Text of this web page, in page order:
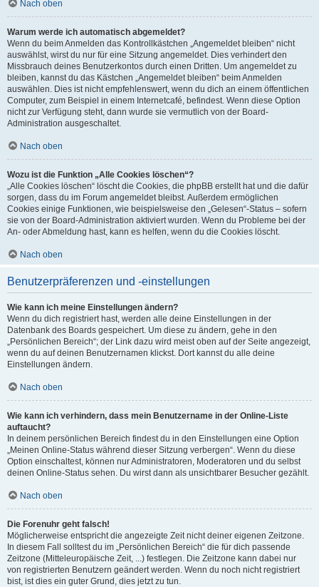
Nach oben
Warum werde ich automatisch abgemeldet?
Wenn du beim Anmelden das Kontrollkästchen „Angemeldet bleiben“ nicht
auswählst, wirst du nur für eine Sitzung angemeldet. Dies verhindert den
Missbrauch deines Benutzerkontos durch einen Dritten. Um angemeldet zu
bleiben, kannst du das Kästchen „Angemeldet bleiben“ beim Anmelden
auswählen. Dies ist nicht empfehlenswert, wenn du dich an einem öffentlichen
Computer, zum Beispiel in einem Internetcafé, befindest. Wenn diese Option
nicht zur Verfügung steht, dann wurde sie vermutlich von der Board-
Administration ausgeschaltet.
Nach oben
Wozu ist die Funktion „Alle Cookies löschen“?
„Alle Cookies löschen“ löscht die Cookies, die phpBB erstellt hat und die dafür
sorgen, dass du im Forum angemeldet bleibst. Außerdem ermöglichen
Cookies einige Funktionen, wie beispielsweise den „Gelesen“-Status – sofern
sie von der Board-Administration aktiviert wurden. Wenn du Probleme bei der
An- oder Abmeldung hast, kann es helfen, wenn du die Cookies löscht.
Nach oben
Benutzerpräferenzen und -einstellungen
Wie kann ich meine Einstellungen ändern?
Wenn du dich registriert hast, werden alle deine Einstellungen in der
Datenbank des Boards gespeichert. Um diese zu ändern, gehe in den
„Persönlichen Bereich“; der Link dazu wird meist oben auf der Seite angezeigt,
wenn du auf deinen Benutzernamen klickst. Dort kannst du alle deine
Einstellungen ändern.
Nach oben
Wie kann ich verhindern, dass mein Benutzername in der Online-Liste
auftaucht?
In deinem persönlichen Bereich findest du in den Einstellungen eine Option
„Meinen Online-Status während dieser Sitzung verbergen“. Wenn du diese
Option einschaltest, können nur Administratoren, Moderatoren und du selbst
deinen Online-Status sehen. Du wirst dann als unsichtbarer Besucher gezählt.
Nach oben
Die Forenuhr geht falsch!
Möglicherweise entspricht die angezeigte Zeit nicht deiner eigenen Zeitzone.
In diesem Fall solltest du im „Persönlichen Bereich“ die für dich passende
Zeitzone (Mitteleuropäische Zeit, ...) festlegen. Die Zeitzone kann dabei nur
von registrierten Benutzern geändert werden. Wenn du noch nicht registriert
bist, ist dies ein guter Grund, dies jetzt zu tun.